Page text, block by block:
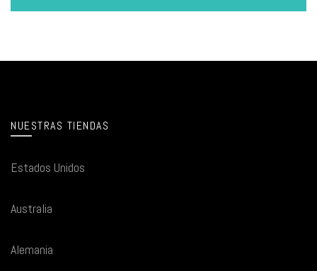
NUESTRAS TIENDAS
Estados Unidos
Australia
Alemania